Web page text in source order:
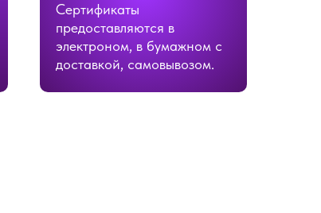
Сертификаты
предоставляются в
электроном, в бумажном с
доставкой, самовывозом.